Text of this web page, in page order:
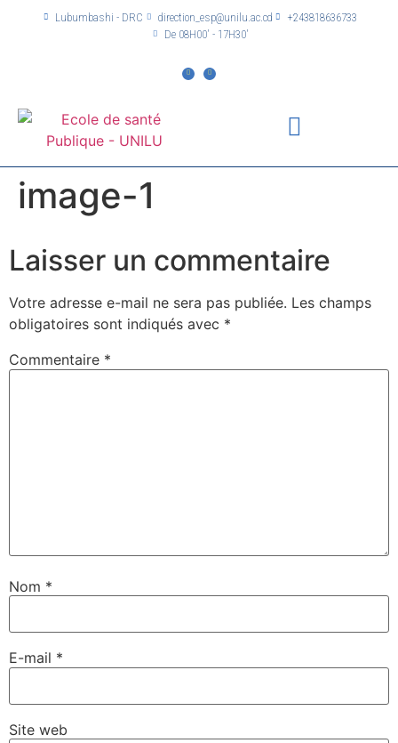
Lubumbashi - DRC direction_esp@unilu.ac.cd
+243818636733
De 08H00' - 17H30'
image-1
Laisser un commentaire
Votre adresse e-mail ne sera pas publiée. Les champs
obligatoires sont indiqués avec *
Commentaire *
Nom *
E-mail *
Site web